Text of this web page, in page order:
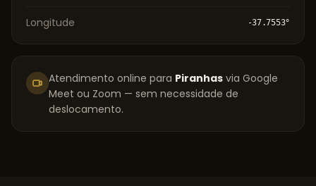
Longitude -37.7553°
Atendimento online para Piranhas via Google
Meet ou Zoom — sem necessidade de
deslocamento.